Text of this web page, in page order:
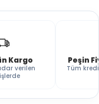
Kargo
verilen
Peşin
Tüm